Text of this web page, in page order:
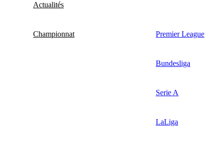
Actualités
Championnat Premier League
Bundesliga
Serie A
LaLiga